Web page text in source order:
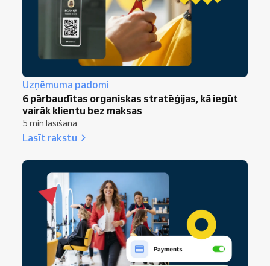
Uzņēmuma padomi
6 pārbaudītas organiskas stratēģijas, kā iegūt
vairāk klientu bez maksas
5 min lasīšana
Lasīt rakstu